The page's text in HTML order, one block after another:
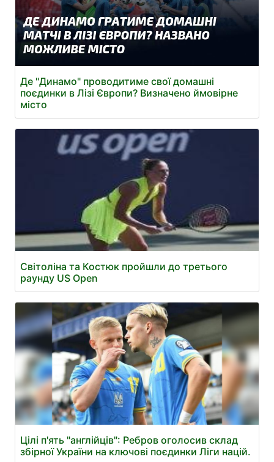
Де "Динамо" проводитиме свої домашні
поєдинки в Лізі Європи? Визначено ймовірне
місто
Світоліна та Костюк пройшли до третього
раунду US Open
Цілі п'ять "англійців": Ребров оголосив склад
збірної України на ключові поєдинки Ліги націй.